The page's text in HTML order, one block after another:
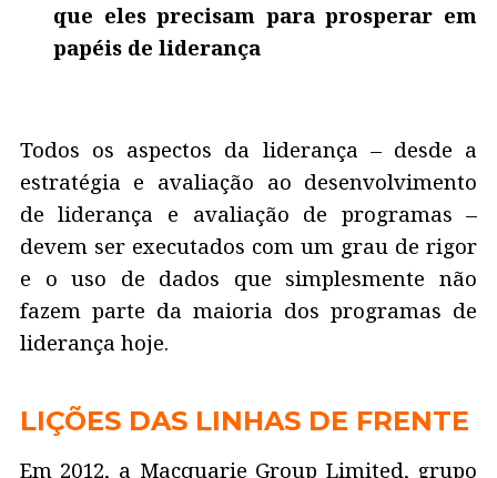
que eles precisam para prosperar em
papéis de liderança
Todos os aspectos da liderança – desde a
estratégia e avaliação ao desenvolvimento
de liderança e avaliação de programas –
devem ser executados com um grau de rigor
e o uso de dados que simplesmente não
fazem parte da maioria dos programas de
liderança hoje.
LIÇÕES DAS LINHAS DE FRENTE
Em 2012, a Macquarie Group Limited, grupo